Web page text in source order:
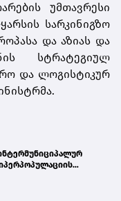
უმთავრესი
სარკინიგზო
და აზიას და
სტრატეგიულ
და ლოგისტიკურ
გაეცნო